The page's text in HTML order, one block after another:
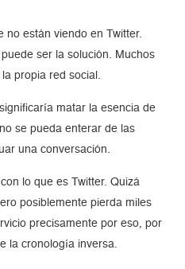
no están viendo en Twitter.
ser la solución. Muchos
propia red social.
matar la esencia de
se pueda enterar de las
una conversación.
lo que es Twitter. Quizá
posiblemente pierda miles
precisamente por eso, por
la cronología inversa.